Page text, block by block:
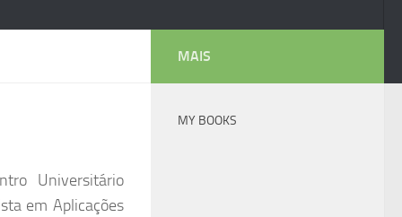
Universitário
em Aplicações
MAIS
MY BOOKS